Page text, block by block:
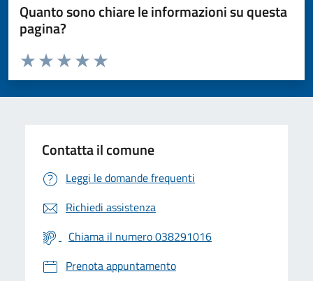
Quanto sono chiare le informazioni su questa
pagina?
Valuta da 1 a 5 stelle la pagina
Valuta 5 stelle su 5
Valuta 4 stelle su 5
Valuta 3 stelle su 5
Valuta 2 stelle su 5
Valuta 1 stelle su 5
Contatta il comune
Leggi le domande frequenti
Richiedi assistenza
Chiama il numero 038291016
Prenota appuntamento